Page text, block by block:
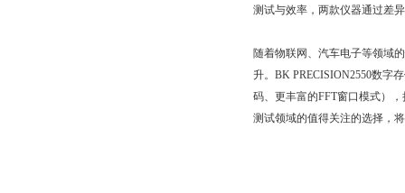
测试与效率，两款仪器通过差异
随着物联网、汽车电子等领域
升。BK PRECISION2550数
码、更丰富的FFT窗口模式）
测试领域的值得关注的选择，